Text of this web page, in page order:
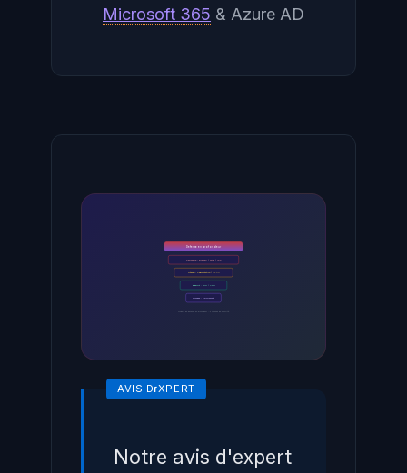
Microsoft 365 & Azure AD
Defense en profondeur
Perimetre - Firewall / WAF / IPS
Réseau - Segmentation / VLAN
Endpoint - EDR / XDR
Donnees - Chiffrement
Notre avis d'expert